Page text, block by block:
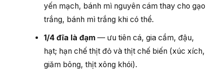
yến mạch, bánh mì nguyên cám thay cho gạo
trắng, bánh mì trắng khi có thể.
1/4 đĩa là đạm— ưu tiên cá, gia cầm, đậu,
hạt; hạn chế thịt đỏ và thịt chế biến (xúc xích,
giăm bông, thịt xông khói).